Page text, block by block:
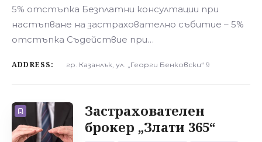
5% отстъпка Безплатни консултации при
настъпване на застрахователно събитие – 5%
отстъпка Съдействие при…
ADDRESS: гр. Казанлък, ул. „Георги Бенковски“ 9
Застрахователен
брокер „Злати 365“